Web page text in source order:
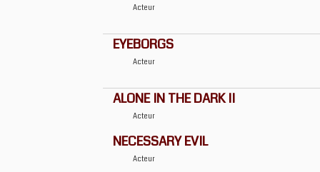
Acteur
EYEBORGS
Acteur
ALONE IN THE DARK II
Acteur
NECESSARY EVIL
Acteur